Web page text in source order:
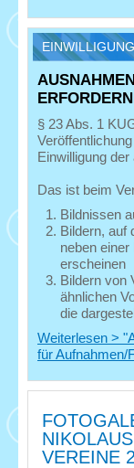
EINWILLIGUNG
§ 23 Abs. 1
Einwilligung
Das ist beim
Bildnissen
Bildern, auf
neben
erscheinen
Bildern von
ähnlichen
die
Weiterlesen >
für Aufnahmen/
VEREINE